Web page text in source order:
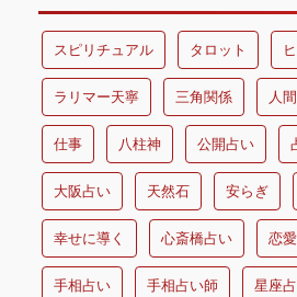
スピリチュアル タロット
ラリマー天寧 三角関係 人
仕事 八柱神 公開占い
大阪占い 天然石 安らぎ
幸せに導く 心斎橋占い 恋愛
手相占い 手相占い師 星座